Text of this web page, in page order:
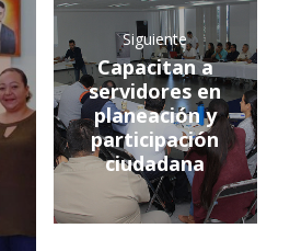
Siguiente
Capacitan a
servidores en
planeación y
participación
ciudadana